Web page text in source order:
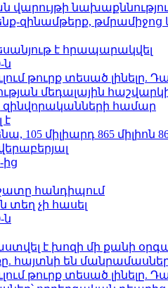
վարույթի
զինամթերք,
է հրապարակվել
ն
թուրք տեսած լինելը.
մեդալային
զինվորականների համար
է
105 միլիարդ 865 միլիոն
ից
հանդիպում
տեղ չի հասել
ն
է խոզի մի քանի
հայտնի են
թուրք տեսած լինելը.